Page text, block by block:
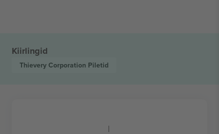
Kiirlingid
Thievery Corporation Piletid